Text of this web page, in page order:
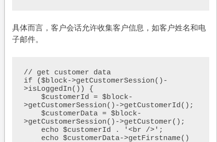
具体而言，客户会话允许收集客户信息，如客户姓名和电
子邮件。
// get customer data
if ($block->getCustomerSession()-
>isLoggedIn()) {
>getCustomerSession()->getCustomerId();
>getCustomerSession()->getCustomer();